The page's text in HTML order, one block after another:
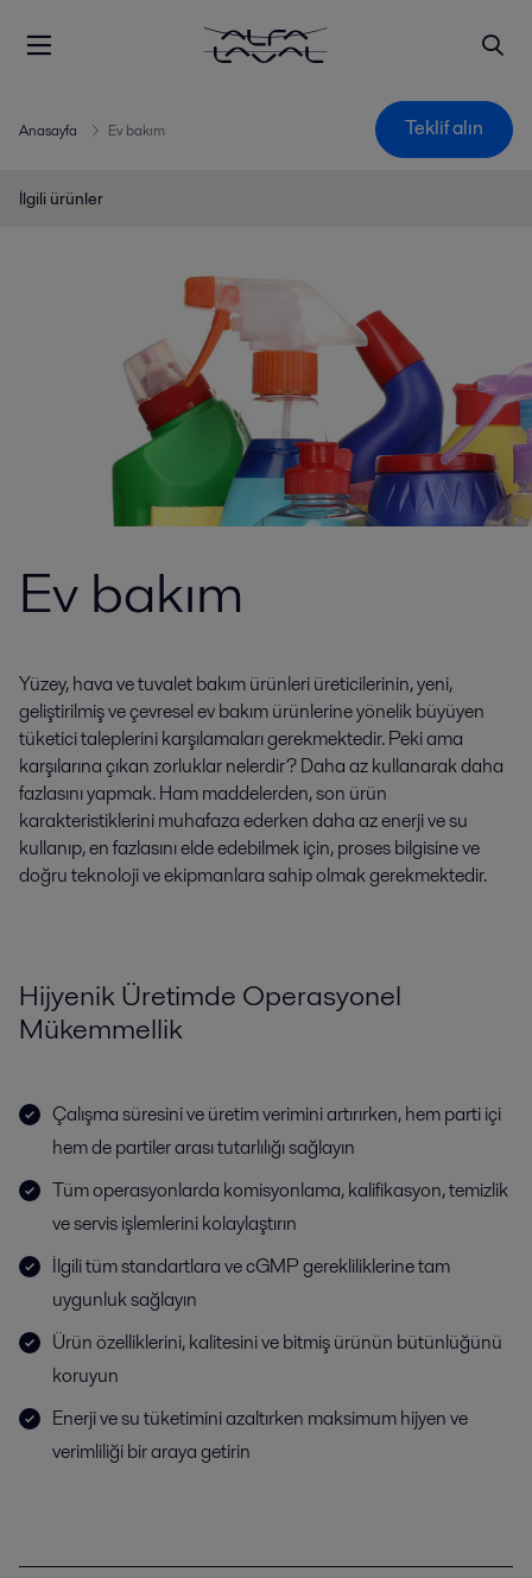
Anasayfa Ev bakım Teklif alın
İlgili ürünler
Ev bakım
Yüzey, hava ve tuvalet bakım ürünleri üreticilerinin, yeni,
geliştirilmiş ve çevresel ev bakım ürünlerine yönelik büyüyen
tüketici taleplerini karşılamaları gerekmektedir. Peki ama
karşılarına çıkan zorluklar nelerdir? Daha az kullanarak daha
fazlasını yapmak. Ham maddelerden, son ürün
karakteristiklerini muhafaza ederken daha az enerji ve su
kullanıp, en fazlasını elde edebilmek için, proses bilgisine ve
doğru teknoloji ve ekipmanlara sahip olmak gerekmektedir.
Hijyenik Üretimde Operasyonel
Mükemmellik
Çalışma süresini ve üretim verimini artırırken, hem parti içi
hem de partiler arası tutarlılığı sağlayın
Tüm operasyonlarda komisyonlama, kalifikasyon, temizlik
ve servis işlemlerini kolaylaştırın
İlgili tüm standartlara ve cGMP gerekliliklerine tam
uygunluk sağlayın
Ürün özelliklerini, kalitesini ve bitmiş ürünün bütünlüğünü
koruyun
Enerji ve su tüketimini azaltırken maksimum hijyen ve
verimliliği bir araya getirin